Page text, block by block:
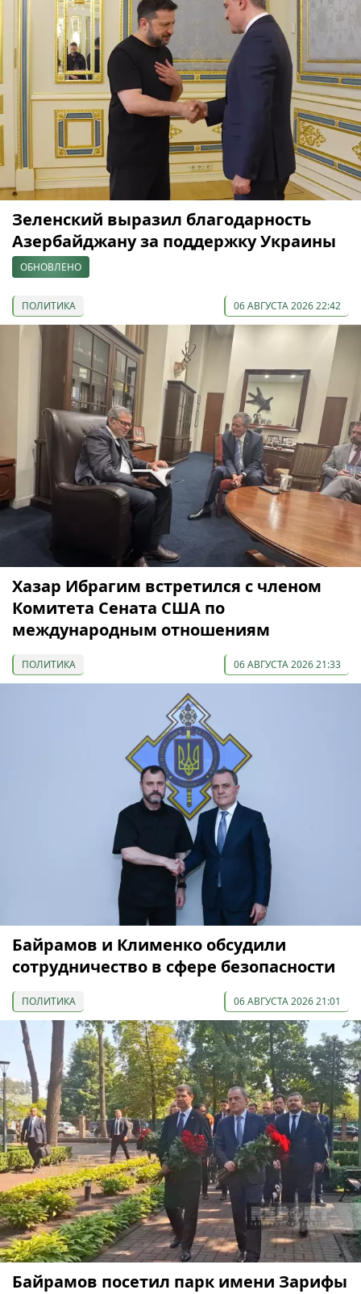
Зеленский выразил благодарность
Азербайджану за поддержку Украины
ОБНОВЛЕНО
ПОЛИТИКА 06 АВГУСТА 2026 22:42
Хазар Ибрагим встретился с членом
Комитета Сената США по
международным отношениям
ПОЛИТИКА 06 АВГУСТА 2026 21:33
Байрамов и Клименко обсудили
сотрудничество в сфере безопасности
ПОЛИТИКА 06 АВГУСТА 2026 21:01
Байрамов посетил парк имени Зарифы